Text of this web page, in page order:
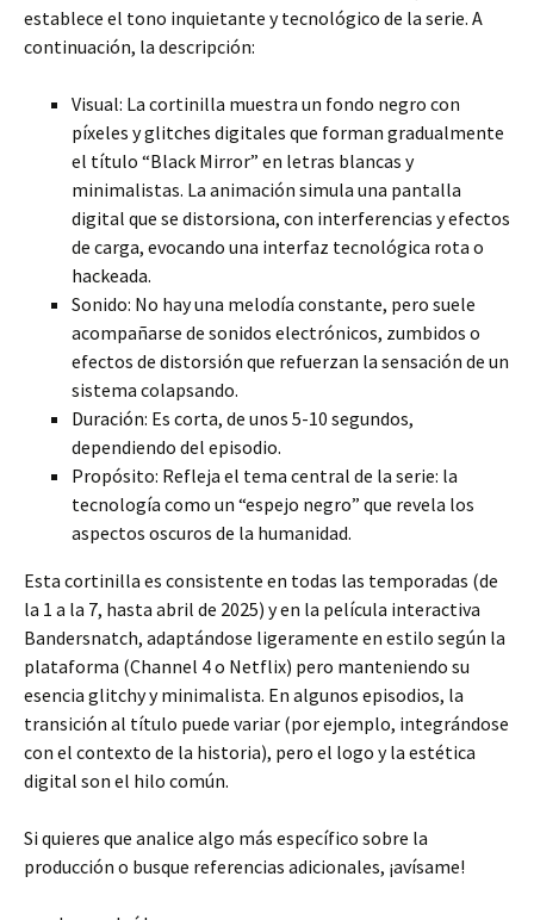
establece el tono inquietante y tecnológico de la serie. A
continuación, la descripción:
Visual: La cortinilla muestra un fondo negro con
píxeles y glitches digitales que forman gradualmente
el título “Black Mirror” en letras blancas y
minimalistas. La animación simula una pantalla
digital que se distorsiona, con interferencias y efectos
de carga, evocando una interfaz tecnológica rota o
hackeada.
Sonido: No hay una melodía constante, pero suele
acompañarse de sonidos electrónicos, zumbidos o
efectos de distorsión que refuerzan la sensación de un
sistema colapsando.
Duración: Es corta, de unos 5-10 segundos,
dependiendo del episodio.
Propósito: Refleja el tema central de la serie: la
tecnología como un “espejo negro” que revela los
aspectos oscuros de la humanidad.
Esta cortinilla es consistente en todas las temporadas (de
la 1 a la 7, hasta abril de 2025) y en la película interactiva
Bandersnatch, adaptándose ligeramente en estilo según la
plataforma (Channel 4 o Netflix) pero manteniendo su
esencia glitchy y minimalista. En algunos episodios, la
transición al título puede variar (por ejemplo, integrándose
con el contexto de la historia), pero el logo y la estética
digital son el hilo común.
Si quieres que analice algo más específico sobre la
producción o busque referencias adicionales, ¡avísame!